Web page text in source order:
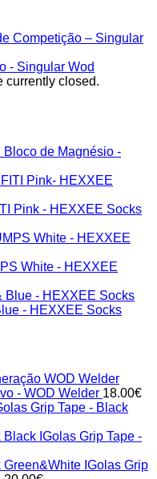
Competição – Singular
currently closed.
Bloco de Magnésio -
Pink - HEXXEE Socks
White - HEXXEE
- HEXXEE Socks
- WOD Welder 18.00€
Grip Tape - Black
IGolas Grip Tape -
IGolas Grip